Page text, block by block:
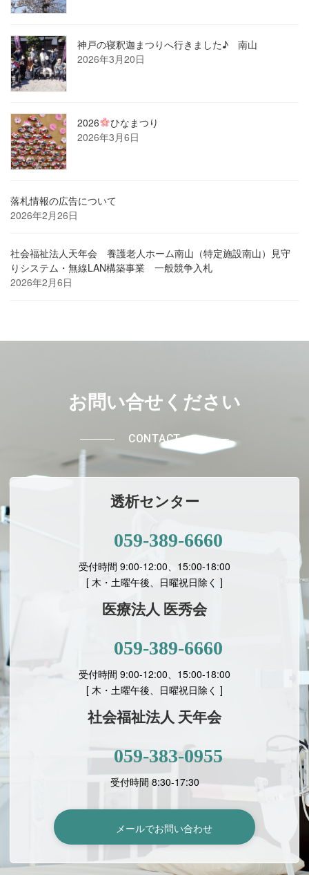
神戸の寝釈迦まつりへ行きました♪ 南山
2026年3月20日
2026
ひなまつり
2026年3月6日
落札情報の広告について
2026年2月26日
社会福祉法人天年会 養護老人ホーム南山（特定施設南山）見守
りシステム・無線LAN構築事業 一般競争入札
2026年2月6日
お問い合せください
CONTACT
透析センター
059-389-6660
受付時間 9:00-12:00、15:00-18:00
[ 木・土曜午後、日曜祝日除く ]
医療法人 医秀会
059-389-6660
受付時間 9:00-12:00、15:00-18:00
[ 木・土曜午後、日曜祝日除く ]
社会福祉法人 天年会
059-383-0955
受付時間 8:30-17:30
メールでお問い合わせ